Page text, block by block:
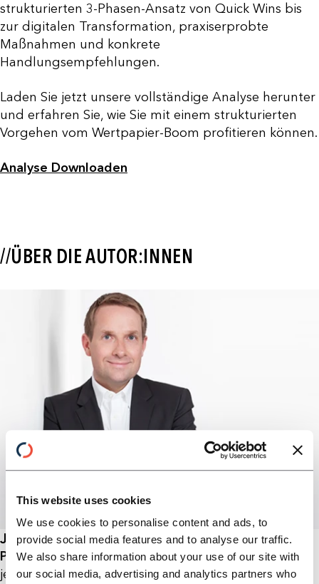
This website uses cookies
We use cookies to personalise content and ads, to
provide social media features and to analyse our traffic.
We also share information about your use of our site with
our social media, advertising and analytics partners who
strukturierten 3-Phasen-Ansatz von Quick Wins bis
zur digitalen Transformation, praxiserprobte
Maßnahmen und konkrete
Handlungsempfehlungen.
Laden Sie jetzt unsere vollständige Analyse herunter
und erfahren Sie, wie Sie mit einem strukturierten
Vorgehen vom Wertpapier-Boom profitieren können.
Analyse Downloaden
//ÜBER DIE AUTOR:INNEN
Jens Keller
Partner
jens.keller (at) horn-company.de